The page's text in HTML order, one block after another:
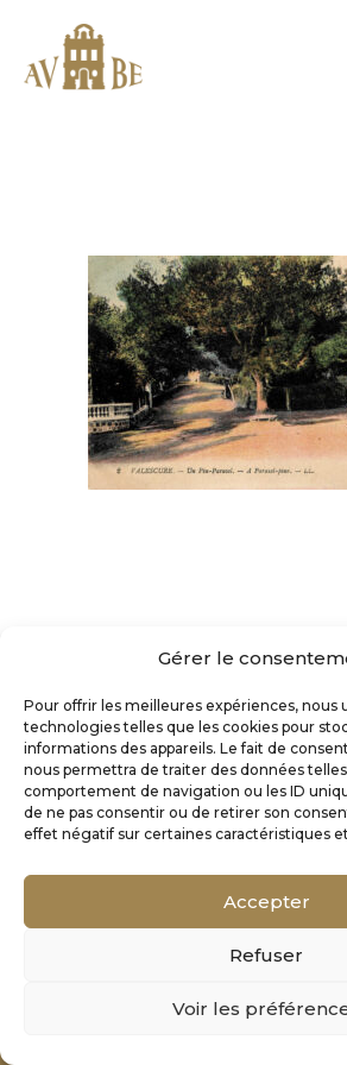
Gérer le
Pour offrir les meilleures expériences, nous
technologies telles que les cookies pour
informations des appareils. Le fait de
nous permettra de traiter des données
comportement de navigation ou les ID
de ne pas consentir ou de retirer son
effet négatif sur certaines caractéristiques
Accepter
Refuser
Voir les
Mentions Légales